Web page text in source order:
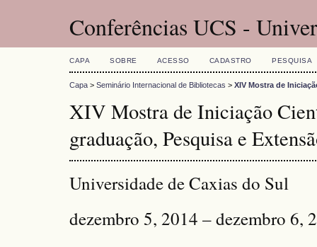
Conferências UCS -
CAPA SOBRE ACESSO CADASTRO PESQUISA
Capa > Seminário Internacional de Bibliotecas > XIV Mostra de
XIV Mostra de Iniciação
graduação, Pesquisa e
Universidade de Caxias do Sul
dezembro 5, 2014 – dezembro 6,